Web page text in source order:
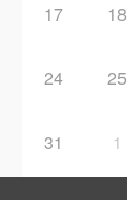
17 18
24 25
31 1